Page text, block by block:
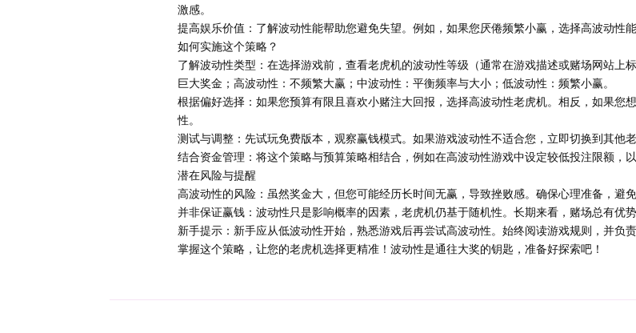
激感。
提高娱乐价值：了解波动性能帮助您避免失望。例如，如果您厌倦频繁小赢，选择高波动性
如何实施这个策略？
了解波动性类型：在选择游戏前，查看老虎机的波动性等级（通常在游戏描述或赌场网站上
巨大奖金；高波动性：不频繁大赢；中波动性：平衡频率与大小；低波动性：频繁小赢。
根据偏好选择：如果您预算有限且喜欢小赌注大回报，选择高波动性老虎机。相反，如果您
性。
测试与调整：先试玩免费版本，观察赢钱模式。如果游戏波动性不适合您，立即切换到其他老
结合资金管理：将这个策略与预算策略相结合，例如在高波动性游戏中设定较低投注限额，
潜在风险与提醒
高波动性的风险：虽然奖金大，但您可能经历长时间无赢，导致挫败感。确保心理准备，避免
并非保证赢钱：波动性只是影响概率的因素，老虎机仍基于随机性。长期来看，赌场总有优势
新手提示：新手应从低波动性开始，熟悉游戏后再尝试高波动性。始终阅读游戏规则，并负责
掌握这个策略，让您的老虎机选择更精准！波动性是通往大奖的钥匙，准备好探索吧！